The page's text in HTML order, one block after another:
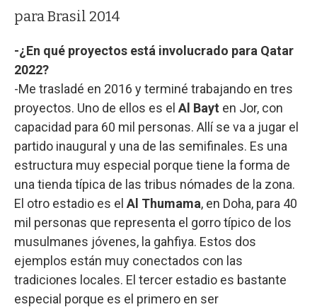
para Brasil 2014
-¿En qué proyectos está involucrado para Qatar
2022?
-Me trasladé en 2016 y terminé trabajando en tres
proyectos. Uno de ellos es el Al Bayt en Jor, con
capacidad para 60 mil personas. Allí se va a jugar el
partido inaugural y una de las semifinales. Es una
estructura muy especial porque tiene la forma de
una tienda típica de las tribus nómades de la zona.
El otro estadio es el Al Thumama, en Doha, para 40
mil personas que representa el gorro típico de los
musulmanes jóvenes, la gahfiya. Estos dos
ejemplos están muy conectados con las
tradiciones locales. El tercer estadio es bastante
especial porque es el primero en ser